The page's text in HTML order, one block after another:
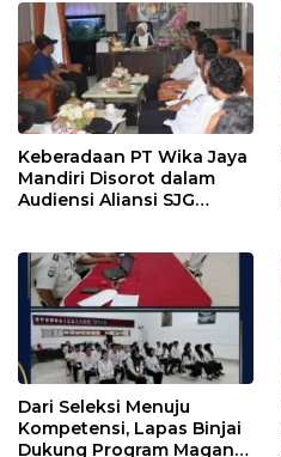
Keberadaan PT Wika Jaya
Mandiri Disorot dalam
Audiensi Aliansi SJG
Dari Seleksi Menuju
Kompetensi, Lapas Binjai
Dukung Program Magang